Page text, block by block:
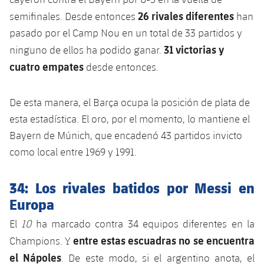
Jugadores
Calendario
Resultados
Clasificaciones
Fotos
Noticias
Voleibol masculino
Voleibol femenino
Apúntate a las amateurs
plusicon
más
Apúntate a las amateurs
VALORANT Rising
VALORANT Game Changers
semifinales. Desde entonces 26 rivales diferentes han
pasado por el Camp Nou en un total de 33 partidos y
ninguno de ellos ha podido ganar. 31 victorias y
cuatro empates desde entonces.
De esta manera, el Barça ocupa la posición de plata de
esta estadística. El oro, por el momento, lo mantiene el
Bayern de Múnich, que encadenó 43 partidos invicto
como local entre 1969 y 1991.
34: Los rivales batidos por Messi en
Europa
El 10ha marcado contra 34 equipos diferentes en la
Champions. Y entre estas escuadras no se encuentra
el Nápoles . De este modo, si el argentino anota, el